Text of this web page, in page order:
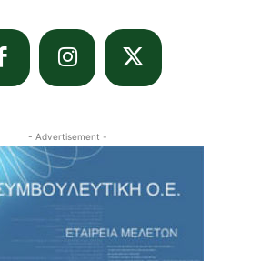
- Advertisement -